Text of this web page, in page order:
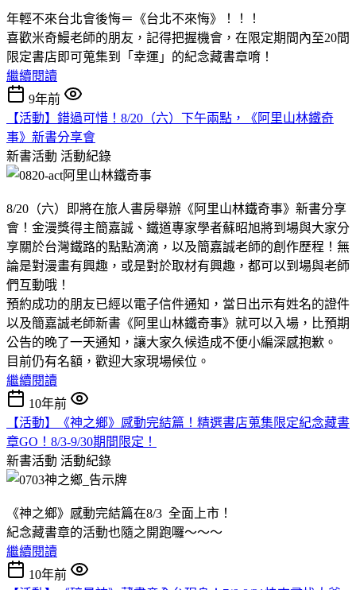
年輕不來台北會後悔＝《台北不來悔》！！！
喜歡米奇鰻老師的朋友，記得把握機會，在限定期間內至20間
限定書店即可蒐集到「幸運」的紀念藏書章唷！
繼續閱讀
9年前
【活動】錯過可惜！8/20（六）下午兩點，《阿里山林鐵奇
事》新書分享會
新書活動 活動紀錄
8/20（六）即將在旅人書房舉辦《阿里山林鐵奇事》新書分享
會！金漫獎得主簡嘉誠、鐵道專家學者蘇昭旭將到場與大家分
享關於台灣鐵路的點點滴滴，以及簡嘉誠老師的創作歷程！無
論是對漫畫有興趣，或是對於取材有興趣，都可以到場與老師
們互動哦！
預約成功的朋友已經以電子信件通知，當日出示有姓名的證件
以及簡嘉誠老師新書《阿里山林鐵奇事》就可以入場，比預期
公告的晚了一天通知，讓大家久候造成不便小編深感抱歉。
目前仍有名額，歡迎大家現場候位。
繼續閱讀
10年前
【活動】《神之鄉》感動完結篇！精選書店蒐集限定紀念藏書
章GO！8/3-9/30期間限定！
新書活動 活動紀錄
《神之鄉》感動完結篇在8/3 全面上市！
紀念藏書章的活動也隨之開跑囉～～～
繼續閱讀
10年前